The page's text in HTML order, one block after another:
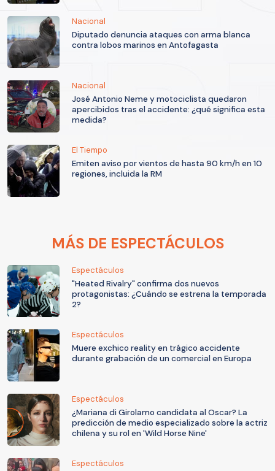
Nacional
Diputado denuncia ataques con arma blanca
contra lobos marinos en Antofagasta
Nacional
José Antonio Neme y motociclista quedaron
apercibidos tras el accidente: ¿qué significa esta
medida?
El Tiempo
Emiten aviso por vientos de hasta 90 km/h en 10
regiones, incluida la RM
MÁS DE ESPECTÁCULOS
Espectáculos
"Heated Rivalry" confirma dos nuevos
protagonistas: ¿Cuándo se estrena la temporada
2?
Espectáculos
Muere exchico reality en trágico accidente
durante grabación de un comercial en Europa
Espectáculos
¿Mariana di Girolamo candidata al Oscar? La
predicción de medio especializado sobre la actriz
chilena y su rol en 'Wild Horse Nine'
Espectáculos